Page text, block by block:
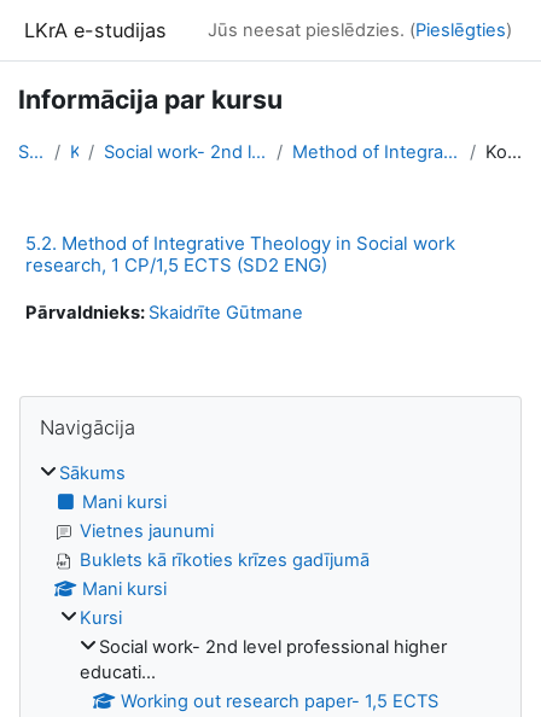
LKrA e-studijas Jūs neesat pieslēdzies. (Pieslēgties)
Informācija par kursu
Sākums Kursi Social work- 2nd level professional higher educati... Method of Integrative Theology in Social work rese... Kopsavilkums
5.2. Method of Integrative Theology in Social work
research, 1 CP/1,5 ECTS (SD2 ENG)
Pārvaldnieks: Skaidrīte Gūtmane
Bloki
Navigācija
Sākums
Mani kursi
Vietnes jaunumi
Buklets kā rīkoties krīzes gadījumā
Mani kursi
Kursi
Social work- 2nd level professional higher
educati...
Working out research paper- 1,5 ECTS